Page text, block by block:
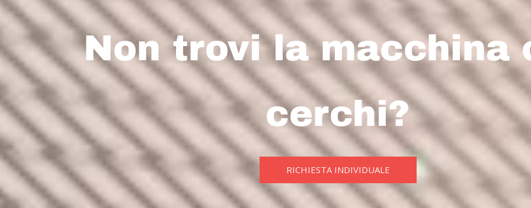
Non trovi la macchina
cerchi?
RICHIESTA INDIVIDUALE